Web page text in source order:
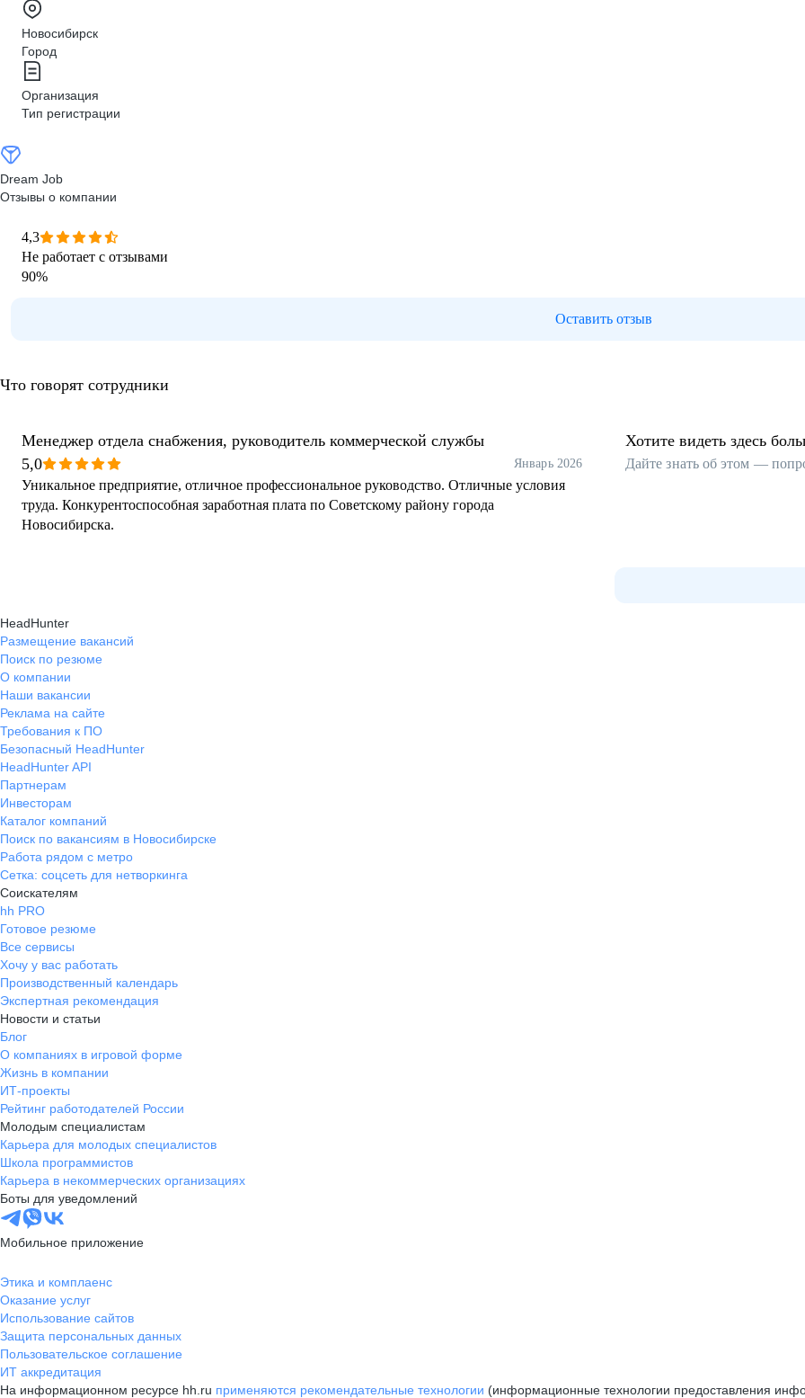
Новосибирск
Город
Организация
Тип регистрации
Dream Job
Отзывы о компании
4,3
Не работает с отзывами
90%
Оставить отзыв
Что говорят сотрудники
Менеджер отдела снабжения, руководитель коммерческой службы
5,0
Январь 2026
Уникальное предприятие, отличное профессиональное руководство. Отличные условия
труда. Конкурентоспособная заработная плата по Советскому району города
Новосибирска.
Хотите видеть здесь
Дайте знать об этом —
HeadHunter
Размещение вакансий
Поиск по резюме
О компании
Наши вакансии
Реклама на сайте
Требования к ПО
Безопасный HeadHunter
HeadHunter API
Партнерам
Инвесторам
Каталог компаний
Поиск по вакансиям в Новосибирске
Работа рядом с метро
Сетка: соцсеть для нетворкинга
Соискателям
hh PRO
Готовое резюме
Все сервисы
Хочу у вас работать
Производственный календарь
Экспертная рекомендация
Новости и статьи
Блог
О компаниях в игровой форме
Жизнь в компании
ИТ-проекты
Рейтинг работодателей России
Молодым специалистам
Карьера для молодых специалистов
Школа программистов
Карьера в некоммерческих организациях
Боты для уведомлений
Мобильное приложение
Этика и комплаенс
Оказание услуг
Использование сайтов
Защита персональных данных
Пользовательское соглашение
ИТ аккредитация
На информационном ресурсе hh.ru применяются рекомендательные технологии (информационные технологии предоставления